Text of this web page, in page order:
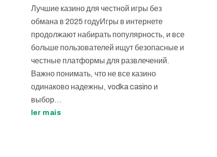
Лучшие казино для честной игры без
обмана в 2025 годуИгры в интернете
продолжают набирать популярность, и все
больше пользователей ищут безопасные и
честные платформы для развлечений.
Важно понимать, что не все казино
одинаково надежны, vodka casino и
выбор...
ler mais